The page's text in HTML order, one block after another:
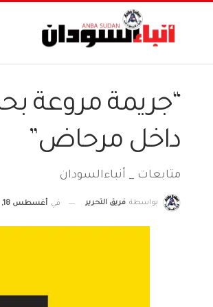
داخل مرحاض”
متابعات _ أنباءالسودان
بواسطة فريق التحرير في أغسطس 18, 2025